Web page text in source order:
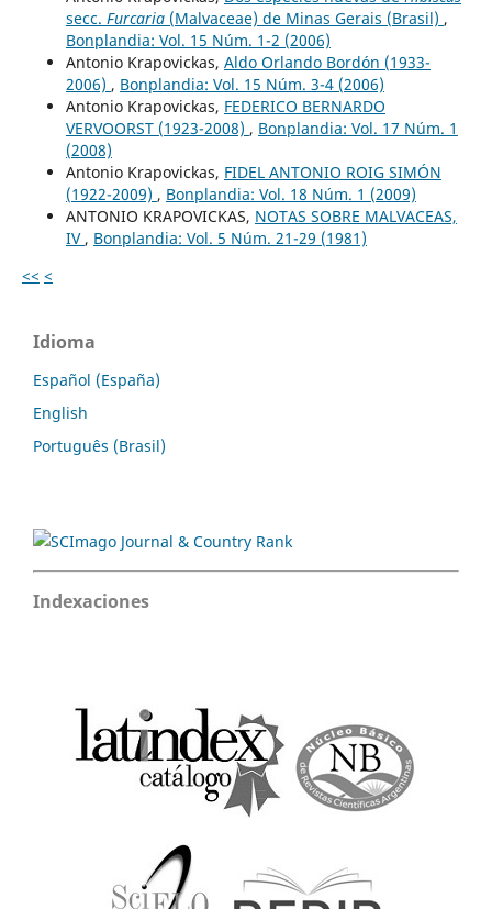
secc. Furcaria(Malvaceae) de Minas Gerais (Brasil) ,
Bonplandia: Vol. 15 Núm. 1-2 (2006)
Antonio Krapovickas, Aldo Orlando Bordón (1933-
2006) , Bonplandia: Vol. 15 Núm. 3-4 (2006)
Antonio Krapovickas, FEDERICO BERNARDO
VERVOORST (1923-2008) , Bonplandia: Vol. 17 Núm. 1
(2008)
Antonio Krapovickas, FIDEL ANTONIO ROIG SIMÓN
(1922-2009) , Bonplandia: Vol. 18 Núm. 1 (2009)
ANTONIO KRAPOVICKAS, NOTAS SOBRE MALVACEAS,
IV , Bonplandia: Vol. 5 Núm. 21-29 (1981)
<< <
Idioma
Español (España)
English
Português (Brasil)
Indexaciones